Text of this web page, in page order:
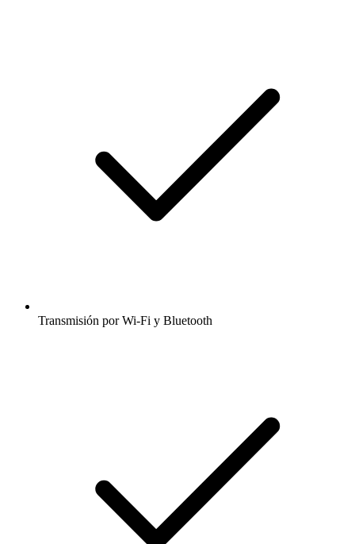
Transmisión por Wi-Fi y Bluetooth